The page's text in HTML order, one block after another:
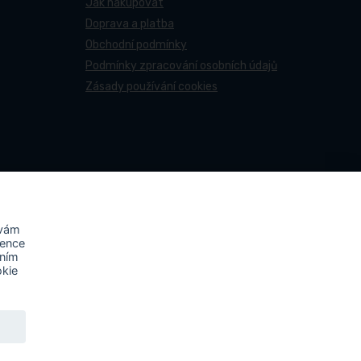
Jak nakupovat
Doprava a platba
Obchodní podmínky
Podmínky zpracování osobních údajů
Zásady používání cookies
účastní projektu s názvem
byla na střechu místa podnikání instalována fotovoltaická